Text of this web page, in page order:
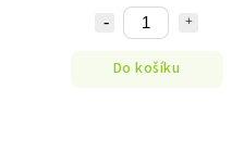
Do košíku